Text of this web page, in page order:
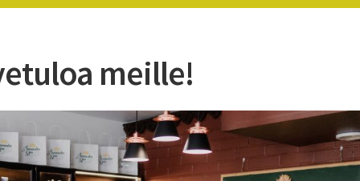
tuotteet Meistä Spa Menu and Prices
meille!